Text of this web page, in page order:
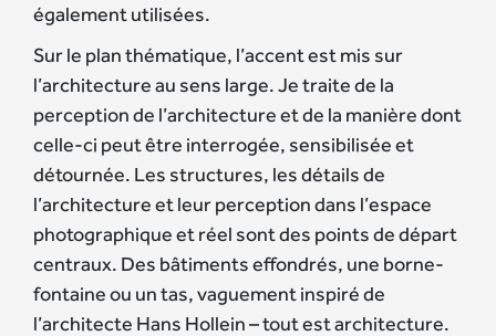
également utilisées.
Sur le plan thématique, l’accent est mis sur
l’architecture au sens large. Je traite de la
perception de l’architecture et de la manière dont
celle-ci peut être interrogée, sensibilisée et
détournée. Les structures, les détails de
l’architecture et leur perception dans l’espace
photographique et réel sont des points de départ
centraux. Des bâtiments effondrés, une borne-
fontaine ou un tas, vaguement inspiré de
l’architecte Hans Hollein – tout est architecture.